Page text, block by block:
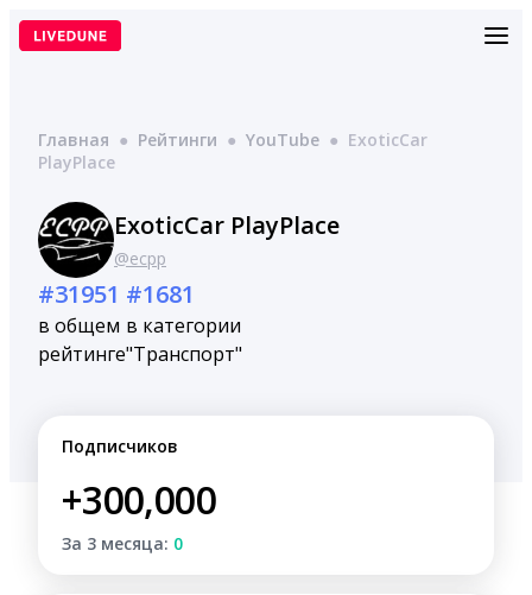
Перейти
Главная ● Рейтинги ● YouTube ● ExoticCar
PlayPlace
ExoticCar PlayPlace
@ecpp
#31951
в общем
рейтинге
#1681
в категории
"Транспорт"
Подписчиков
+300,000
За 3 месяца: 0